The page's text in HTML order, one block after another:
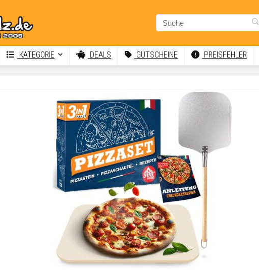
KATEGORIE DEALS GUTSCHEINE PREISFEHLER